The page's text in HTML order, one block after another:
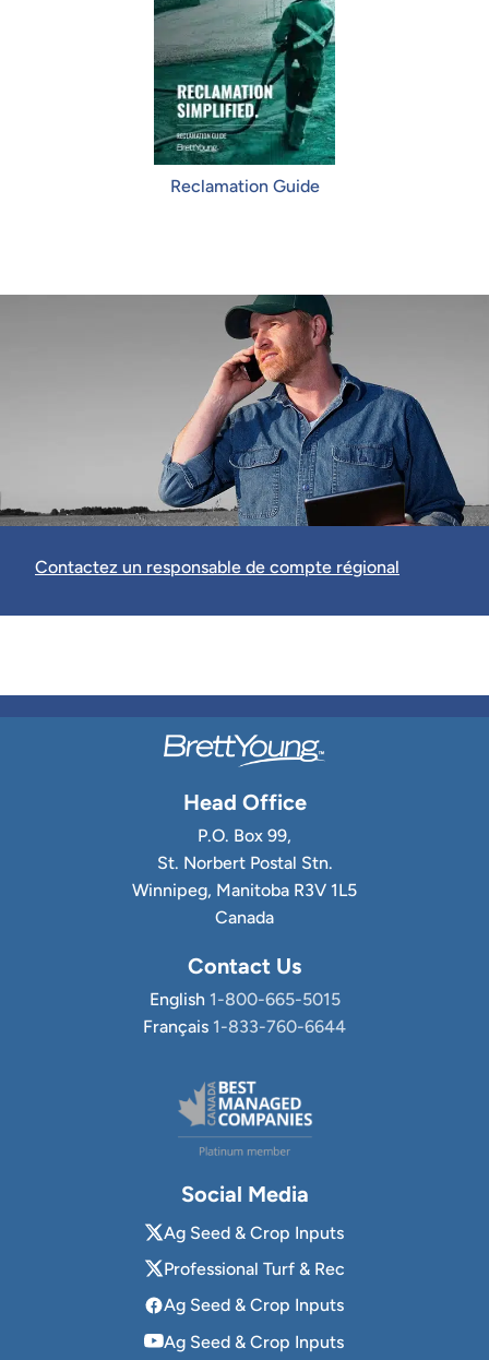
Reclamation Guide
Contactez un responsable de compte régional
Head Office
P.O. Box 99,
St. Norbert Postal Stn.
Winnipeg, Manitoba R3V 1L5
Canada
Contact Us
English 1-800-665-5015
Français 1-833-760-6644
Social Media
Ag Seed & Crop Inputs
Professional Turf & Rec
Ag Seed & Crop Inputs
Ag Seed & Crop Inputs